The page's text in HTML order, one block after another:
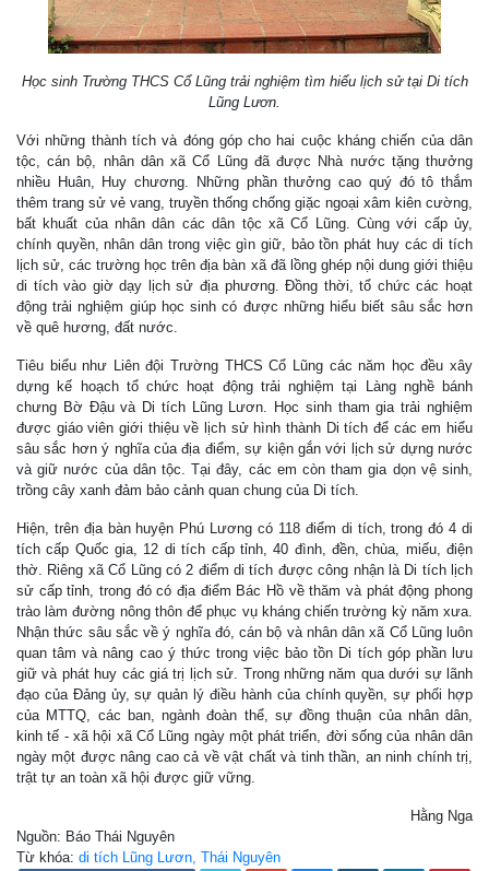
Học sinh Trường THCS Cổ Lũng trải nghiệm tìm hiểu lịch sử tại Di tích
Lũng Lươn.
Với những thành tích và đóng góp cho hai cuộc kháng chiến của dân
tộc, cán bộ, nhân dân xã Cổ Lũng đã được Nhà nước tặng thưởng
nhiều Huân, Huy chương. Những phần thưởng cao quý đó tô thắm
thêm trang sử vẻ vang, truyền thống chống giặc ngoại xâm kiên cường,
bất khuất của nhân dân các dân tộc xã Cổ Lũng. Cùng với cấp ủy,
chính quyền, nhân dân trong việc gìn giữ, bảo tồn phát huy các di tích
lịch sử, các trường học trên địa bàn xã đã lồng ghép nội dung giới thiệu
di tích vào giờ dạy lịch sử địa phương. Đồng thời, tổ chức các hoạt
động trải nghiệm giúp học sinh có được những hiểu biết sâu sắc hơn
về quê hương, đất nước.
Tiêu biểu như Liên đội Trường THCS Cổ Lũng các năm học đều xây
dựng kế hoạch tổ chức hoạt động trải nghiệm tại Làng nghề bánh
chưng Bờ Đậu và Di tích Lũng Lươn. Học sinh tham gia trải nghiệm
được giáo viên giới thiệu về lịch sử hình thành Di tích để các em hiểu
sâu sắc hơn ý nghĩa của địa điểm, sự kiện gắn với lịch sử dựng nước
và giữ nước của dân tộc. Tại đây, các em còn tham gia dọn vệ sinh,
trồng cây xanh đảm bảo cảnh quan chung của Di tích.
Hiện, trên địa bàn huyện Phú Lương có 118 điểm di tích, trong đó 4 di
tích cấp Quốc gia, 12 di tích cấp tỉnh, 40 đình, đền, chùa, miếu, điện
thờ. Riêng xã Cổ Lũng có 2 điểm di tích được công nhận là Di tích lịch
sử cấp tỉnh, trong đó có địa điểm Bác Hồ về thăm và phát động phong
trào làm đường nông thôn để phục vụ kháng chiến trường kỳ năm xưa.
Nhận thức sâu sắc về ý nghĩa đó, cán bộ và nhân dân xã Cổ Lũng luôn
quan tâm và nâng cao ý thức trong việc bảo tồn Di tích góp phần lưu
giữ và phát huy các giá trị lịch sử. Trong những năm qua dưới sự lãnh
đạo của Đảng ủy, sự quản lý điều hành của chính quyền, sự phối hợp
của MTTQ, các ban, ngành đoàn thể, sự đồng thuận của nhân dân,
kinh tế - xã hội xã Cổ Lũng ngày một phát triển, đời sống của nhân dân
ngày một được nâng cao cả về vật chất và tinh thần, an ninh chính trị,
trật tự an toàn xã hội được giữ vững.
Hằng Nga
Nguồn: Báo Thái Nguyên
Từ khóa: di tích Lũng Lươn, Thái Nguyên